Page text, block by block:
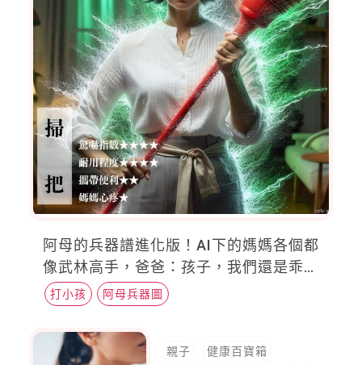
阿母的兵器譜進化版！AI下的媽媽各個都
像武林高手，爸爸：孩子，我們還是乖乖
聽話比較安全
打小孩 阿母兵器圖
親子 健康百寶箱